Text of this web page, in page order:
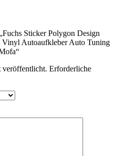
Sticker Polygon Design
Autoaufkleber Auto Tuning
Erforderliche